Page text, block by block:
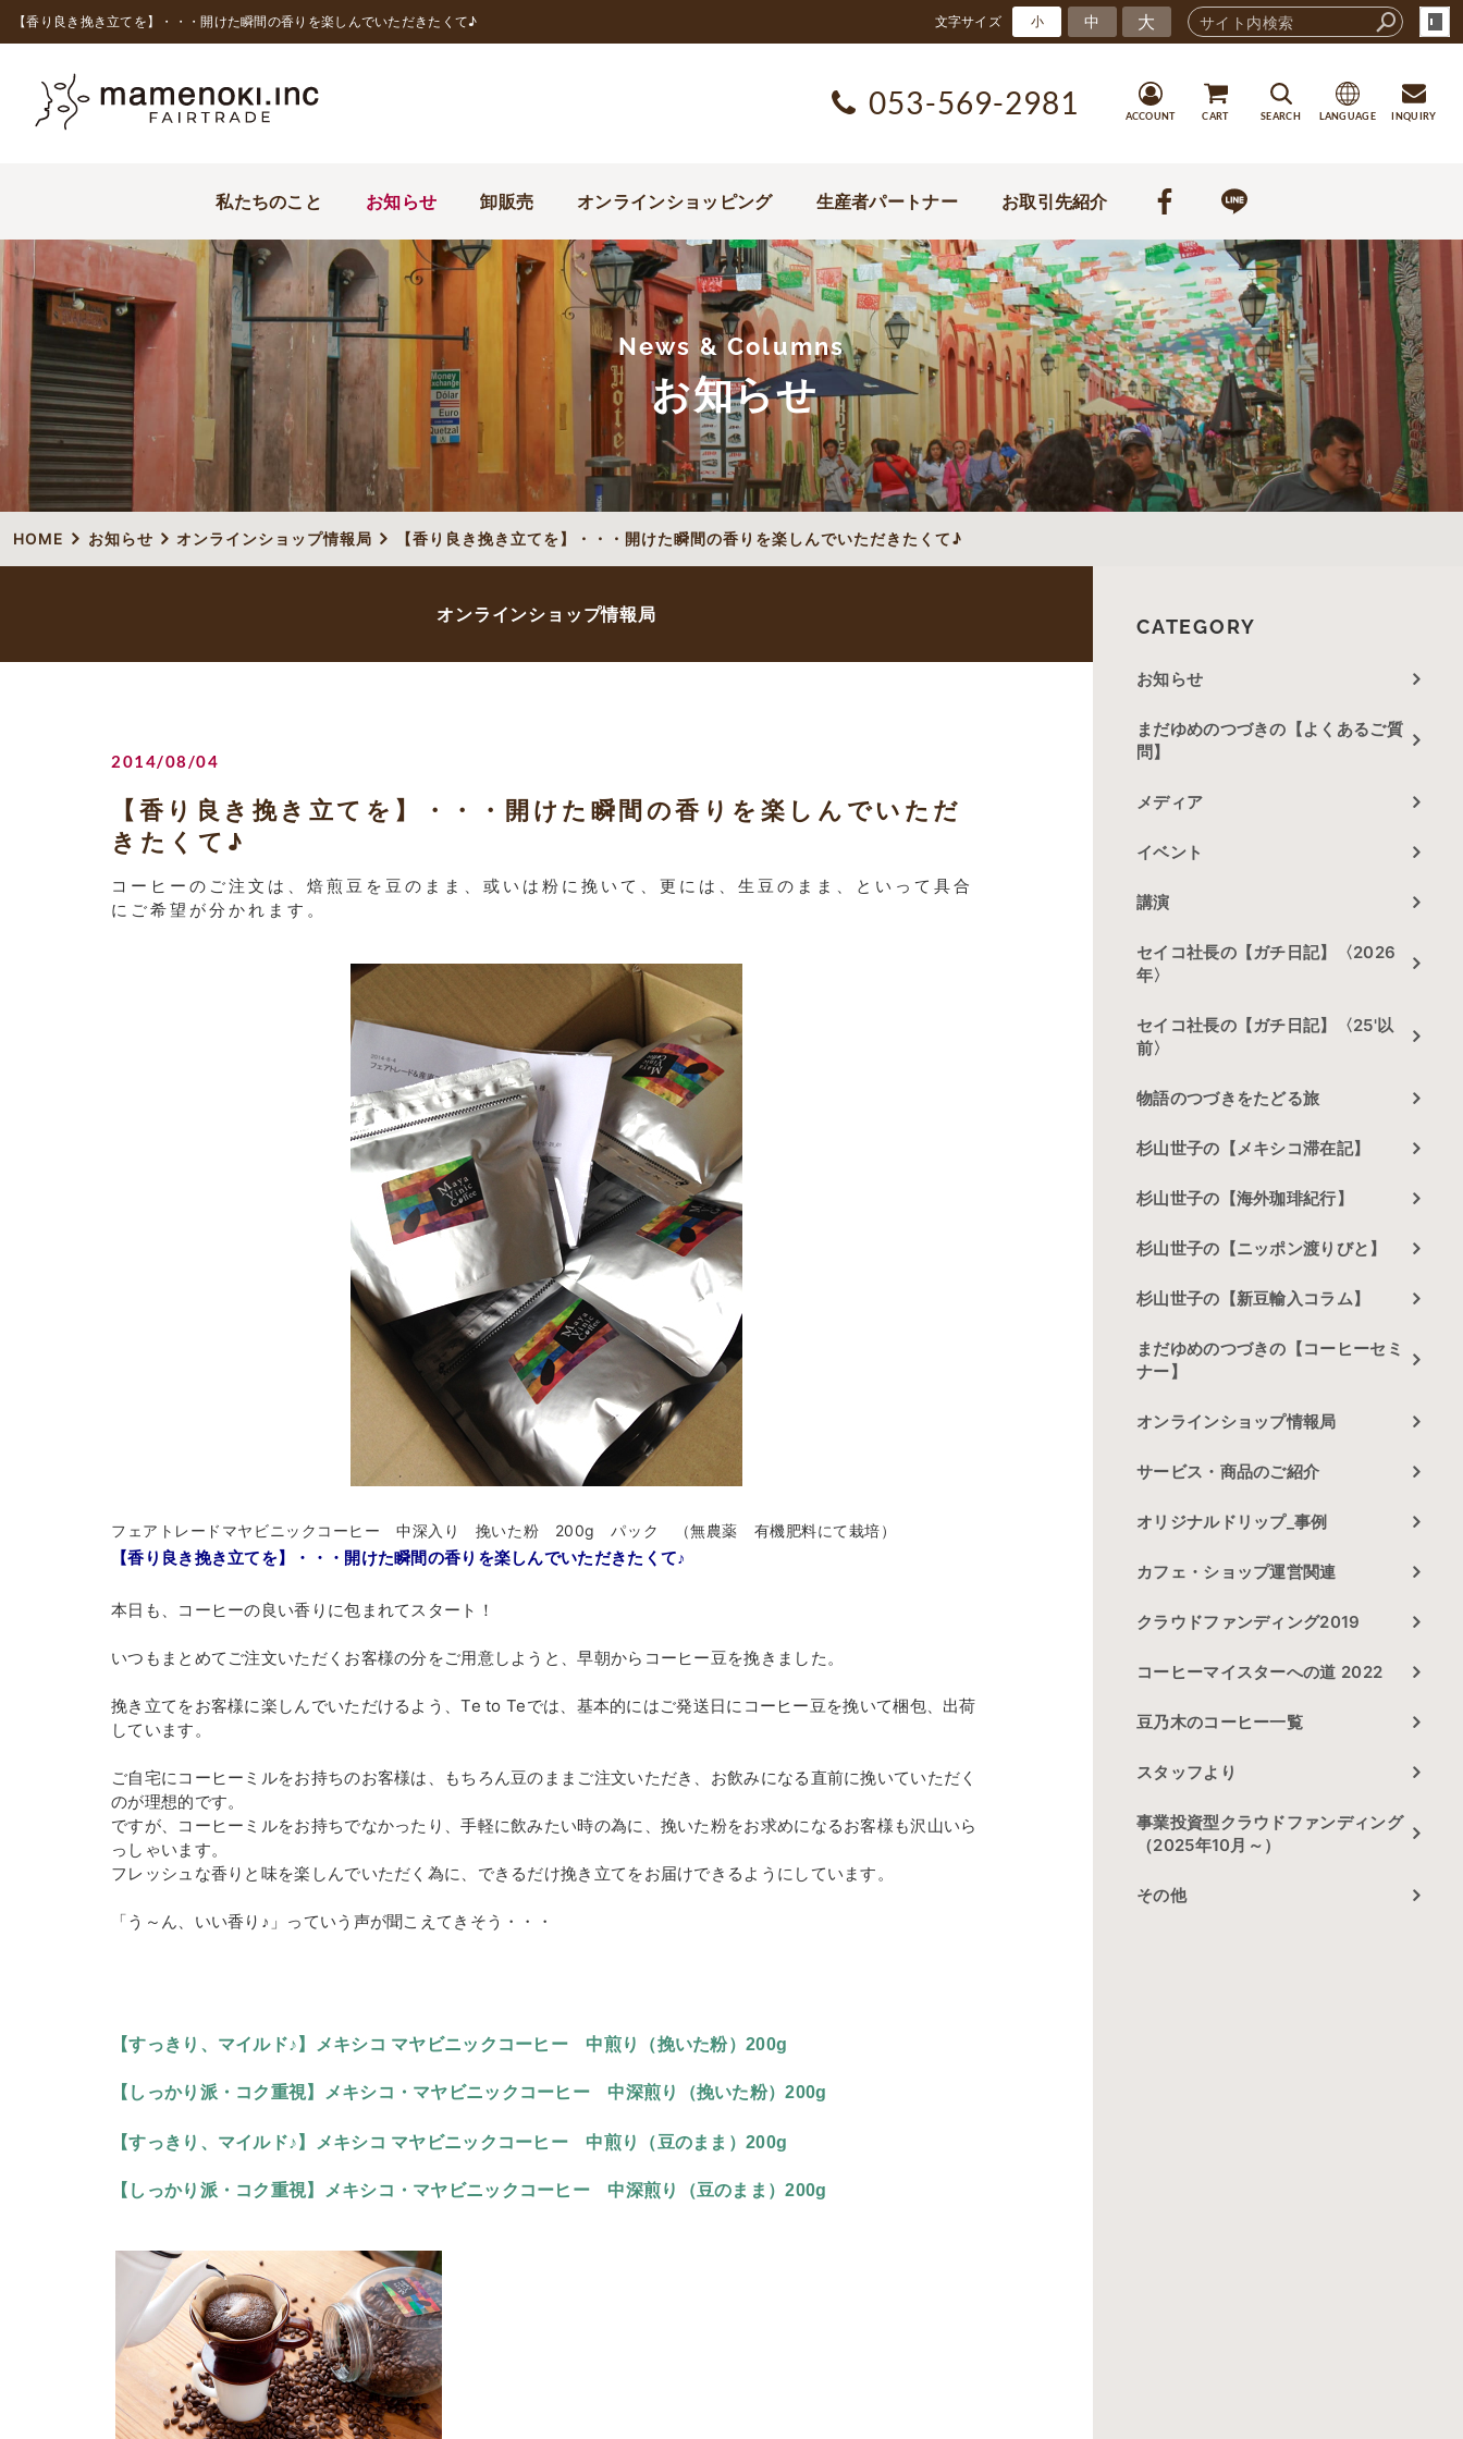
【香り良き挽き立てを】・・・開けた瞬間の香りを楽しんでいただきたくて♪ 文字サイズ 小 中 大
053-569-2981 ACCOUNT CART SEARCH LANGUAGE INQUIRY
私たちのこと お知らせ 卸販売 オンラインショッピング 生産者パートナー お取引先紹介
News & Columns
お知らせ
HOME お知らせ オンラインショップ情報局 【香り良き挽き立てを】・・・開けた瞬間の香りを楽しんでいただきたくて♪
オンラインショップ情報局
2014/08/04
【香り良き挽き立てを】・・・開けた瞬間の香りを楽しんでいただ
きたくて♪
コーヒーのご注文は、焙煎豆を豆のまま、或いは粉に挽いて、更には、生豆のまま、といって具合
にご希望が分かれます。
フェアトレードマヤビニックコーヒー 中深入り 挽いた粉 200g パック （無農薬 有機肥料にて栽培）
【香り良き挽き立てを】・・・開けた瞬間の香りを楽しんでいただきたくて♪
本日も、コーヒーの良い香りに包まれてスタート！
いつもまとめてご注文いただくお客様の分をご用意しようと、早朝からコーヒー豆を挽きました。
挽き立てをお客様に楽しんでいただけるよう、Te to Teでは、基本的にはご発送日にコーヒー豆を挽いて梱包、出荷
しています。
ご自宅にコーヒーミルをお持ちのお客様は、もちろん豆のままご注文いただき、お飲みになる直前に挽いていただく
のが理想的です。
ですが、コーヒーミルをお持ちでなかったり、手軽に飲みたい時の為に、挽いた粉をお求めになるお客様も沢山いら
っしゃいます。
フレッシュな香りと味を楽しんでいただく為に、できるだけ挽き立てをお届けできるようにしています。
「う～ん、いい香り♪」っていう声が聞こえてきそう・・・
【すっきり、マイルド♪】メキシコ マヤビニックコーヒー 中煎り（挽いた粉）200g
【しっかり派・コク重視】メキシコ・マヤビニックコーヒー 中深煎り（挽いた粉）200g
【すっきり、マイルド♪】メキシコ マヤビニックコーヒー 中煎り（豆のまま）200g
【しっかり派・コク重視】メキシコ・マヤビニックコーヒー 中深煎り（豆のまま）200g
CATEGORY
お知らせ
まだゆめのつづきの【よくあるご質
問】
メディア
イベント
講演
セイコ社長の【ガチ日記】〈2026
年〉
セイコ社長の【ガチ日記】〈25'以
前〉
物語のつづきをたどる旅
杉山世子の【メキシコ滞在記】
杉山世子の【海外珈琲紀行】
杉山世子の【ニッポン渡りびと】
杉山世子の【新豆輸入コラム】
まだゆめのつづきの【コーヒーセミ
ナー】
オンラインショップ情報局
サービス・商品のご紹介
オリジナルドリップ_事例
カフェ・ショップ運営関連
クラウドファンディング2019
コーヒーマイスターへの道 2022
豆乃木のコーヒー一覧
スタッフより
事業投資型クラウドファンディング
（2025年10月～）
その他